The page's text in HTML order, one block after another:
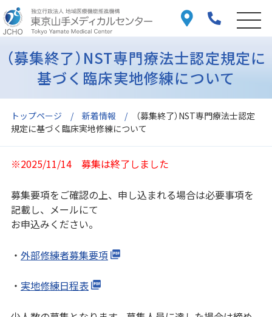
トップページ 新着情報
（募集終了）NST専門療法士認定
規定に基づく臨床実地修練について
（募集終了）NST専門療法士認定規定に
基づく臨床実地修練について
※2025/11/14 募集は終了しました
募集要項をご確認の上、申し込まれる場合は必要事項を
記載し、メールにて
お申込みください。
・ 外部修練者募集要項
・ 実地修練日程表